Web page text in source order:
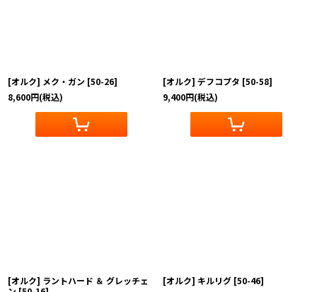
[オルク] メク・ガン [50-26]
8,600円(税込)
[オルク] デフコプタ [50-58]
9,400円(税込)
[オルク] ラントハード ＆ グレッチェ
[オルク] キルリグ [50-46]